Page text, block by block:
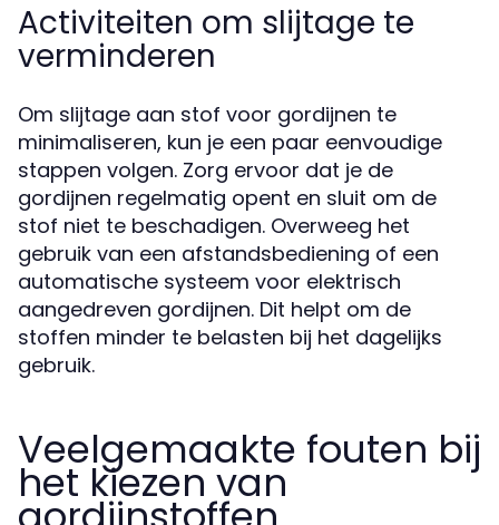
Activiteiten om slijtage te
verminderen
Om slijtage aan stof voor gordijnen te
minimaliseren, kun je een paar eenvoudige
stappen volgen. Zorg ervoor dat je de
gordijnen regelmatig opent en sluit om de
stof niet te beschadigen. Overweeg het
gebruik van een afstandsbediening of een
automatische systeem voor elektrisch
aangedreven gordijnen. Dit helpt om de
stoffen minder te belasten bij het dagelijks
gebruik.
Veelgemaakte fouten bij
het kiezen van